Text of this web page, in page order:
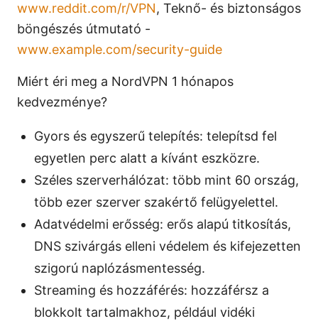
www.reddit.com/r/VPN, Teknő- és biztonságos
böngészés útmutató -
www.example.com/security-guide
Miért éri meg a NordVPN 1 hónapos
kedvezménye?
Gyors és egyszerű telepítés: telepítsd fel
egyetlen perc alatt a kívánt eszközre.
Széles szerverhálózat: több mint 60 ország,
több ezer szerver szakértő felügyelettel.
Adatvédelmi erősség: erős alapú titkosítás,
DNS szivárgás elleni védelem és kifejezetten
szigorú naplózásmentesség.
Streaming és hozzáférés: hozzáférsz a
blokkolt tartalmakhoz, például vidéki